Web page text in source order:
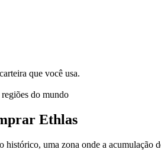
que você usa.
do mundo
Ethlas
histórico, uma zona onde a acumulação